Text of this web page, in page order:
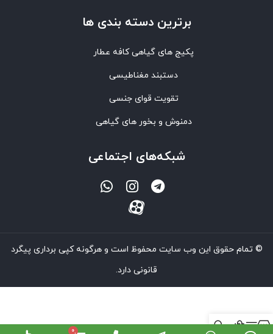
برترین‌ دسته بندی ها
پکیج های گیاهی کافه عطار
دستبند مغناطیسی
تقویت قوای جنسی
دمنوش و بخور های گیاهی
شبکه‌های اجتماعی
© تمام حقوق این وب سایت محفوظ است و هرگونه کپی برداری پیگرد
قانونی دارد.